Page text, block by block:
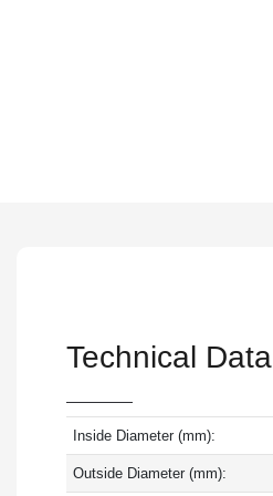
Technical Data
Inside Diameter (mm):
Outside Diameter (mm):